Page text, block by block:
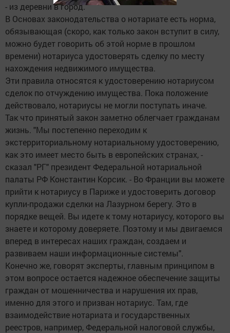
- из деревни в город.
В Основах законодательства о нотариате есть норма,
обязывающая (скоро, как только закон вступит в силу,
можно будет говорить об этой норме в прошлом
времени) нотариуса удостоверять сделку по месту
нахождения недвижимого имущества.
Эти правила относятся к удостоверению нотариусом
сделок по отчуждению имущества. Пока положение
действовало, нотариусы не могли поступать иначе.
Так что принятый закон заметно облегчает гражданам
жизнь. "Мы постепенно переходим к
экстерриториальному нотариальному удостоверению,
как это имеет место быть в европейских странах, -
сказал "РГ" президент Федеральной нотариальной
палаты РФ Константин Корсик. - Во Франции вы можете
прийти к нотариусу в Париже и удостоверить договор
купли-продажи сделки на Лазурном берегу. Это в
порядке вещей. Вы идете к тому нотариусу, которого вы
знаете и которому доверяете. Поэтому и мы двигаемся
вперед в интересах наших граждан, создаем и
развиваем наши информационные системы".
Конечно же, говорят эксперты, главным принципом в
этом вопросе остается надежное обеспечение защиты
граждан от мошенничества и нарушения их прав,
именно для этого и призван нотариус. Там, где
взаимодействие нотариата и государственных
реестров, например, Федеральной налоговой службы,